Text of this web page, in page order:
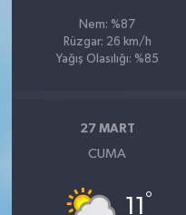
Nem: %87
Rüzgar: 26 km/h
Yağış Olasılığı: %85
27 MART
CUMA
11 °